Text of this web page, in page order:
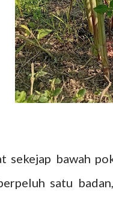
sekejap bawah
satu